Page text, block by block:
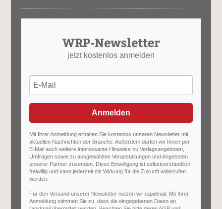
WRP-Newsletter
jetzt kostenlos anmelden
Anmelden
Mit Ihrer Anmeldung erhalten Sie kostenlos unseren Newsletter mit
aktuellen Nachrichten der Branche. Außerdem dürfen wir Ihnen per
E-Mail auch weitere interessante Hinweise zu Verlagsangeboten,
Umfragen sowie zu ausgewählten Veranstaltungen und Angeboten
unserer Partner zusenden. Diese Einwilligung ist selbstverständlich
freiwillig und kann jederzeit mit Wirkung für die Zukunft widerrufen
werden.
Für den Versand unserer Newsletter nutzen wir rapidmail. Mit Ihrer
Anmeldung stimmen Sie zu, dass die eingegebenen Daten an